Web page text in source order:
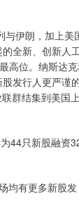
与伊朗，加上美
全新、创新人
高位。纳斯达
发行人更严谨
群结集到美国上
44只新股融资
均有更多新股发